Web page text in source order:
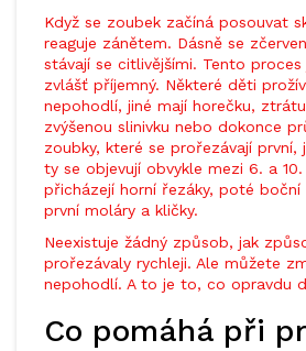
Když se zoubek začíná posouvat
reaguje zánětem. Dásně se
stávají se citlivějšími. Tento
zvlášť příjemný. Některé děti
nepohodlí, jiné mají horečku,
zvýšenou slinivku nebo dokonce
zoubky, které se prořezávají
ty se objevují obvykle mezi 6. a
přicházejí horní řezáky, poté boční
první moláry a kličky.
Neexistuje žádný způsob, jak
prořezávaly rychleji. Ale můžete
nepohodlí. A to je to, co opravdu
Co pomáhá při